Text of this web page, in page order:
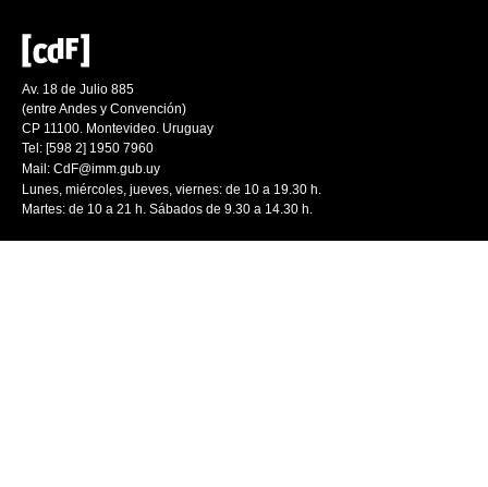
Av. 18 de Julio 885
(entre Andes y Convención)
CP 11100. Montevideo. Uruguay
Tel: [598 2] 1950 7960
Mail: CdF@imm.gub.uy
Lunes, miércoles, jueves, viernes: de 10 a 19.30 h.
Martes: de 10 a 21 h. Sábados de 9.30 a 14.30 h.